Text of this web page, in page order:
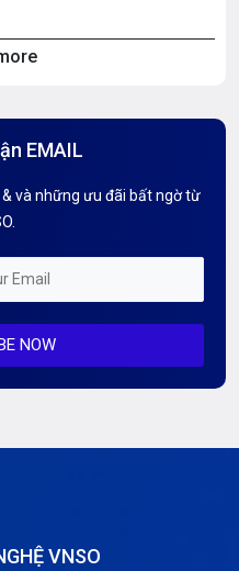
EMAIL
và những ưu đãi bất ngờ từ
NOW
VNSO